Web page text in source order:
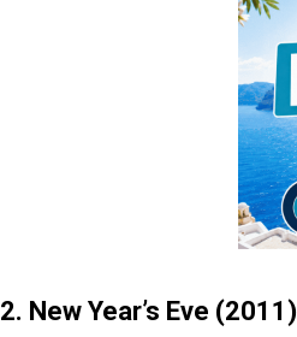
2. New Year’s Eve (2011)